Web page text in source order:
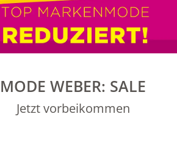
MODE WEBER: SALE
Jetzt vorbeikommen